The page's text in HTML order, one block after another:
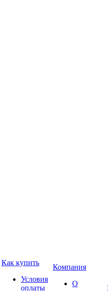
Как купить
Условия
оплаты
Компания
О